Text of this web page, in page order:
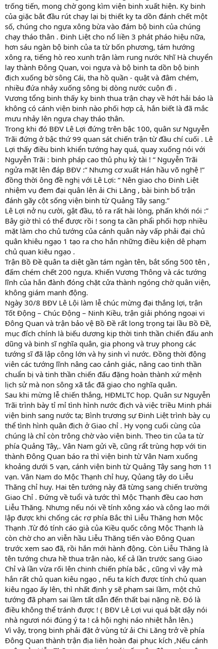
trống tiến, mong chờ gọng kìm viện binh xuất hiện. Kỵ binh
của giặc bắt đầu rút chạy lại bị thiết kỵ ta dồn đánh chết một
số, chúng cho ngựa xông bừa vào đám bộ binh của chúng
chạy tháo thân . Đinh Liệt cho nổ liền 3 phát pháo hiệu nữa,
hơn sáu ngàn bộ binh của ta từ bốn phương, tám hướng
xông ra, tiếng hò reo xunh trận làm rung nước Nhĩ Hà chuyển
lay thành Đông Quan, voi ngựa và bộ binh ta dồn bộ binh
địch xuống bờ sông Cái, tha hồ quần - quật và đâm chém,
nhiều đứa nhảy xuống sông bị dòng nước cuộn đi .
Vương tổng binh thấy kỵ binh thua trận chạy về hớt hải báo là
không có cánh viện binh nào phối hợp cả, hắn biết là đã mắc
mưu nhảy lên ngựa chạy tháo thân.
Trong khi đó BĐV Lê Lợi đứng trên bậc 100, quân sư Nguyễn
Trãi đứng ở bậc thứ 99 quan sát chiến trận từ đầu chí cuối . Lê
Lợi thấy điều binh khiển tướng hay quá, quay xuống nói với
Nguyễn Trãi : binh pháp cao thủ phụ kỳ tài ! “ Nguyễn Trãi
ngửa mặt lên đáp BĐV :” Nhưng cơ xuất Hán hầu võ nghệ !”
đồng thời ông đề nghị với Lê Lợi: “ Nên giao cho Đinh Liệt
nhiệm vụ đem đại quân lên ải Chi Lăng , bài binh bố trận
đánh gãy cột sống viện binh từ Quảng Tây sang.”
Lê Lợi nở nụ cười, gật đầu, tỏ ra rất hài lòng, phấn khới nói :”
Bây giờ thì có thể được rồi ! song ta cần phẩi phối hợp nhiều
mặt làm cho chủ tướng của cánh quân này vấp phải đại chủ
quân khiêu ngạo 1 tạo ra cho hắn những điều kiện dê phạm
chủ quan kiêu ngạo .
Trận Bồ Đề quân ta diệt gần tám ngàn tên, bắt sống 500 tên ,
đấm chém chết 200 ngựa. Khiến Vương Thông và các tướng
lĩnh của hắn đành đóng chặt cửa thành ngóng chờ quân viện,
không giám manh động.
Ngày 30/8 BĐV Lê Lội làm lễ chúc mừng đại thắng lợi, trận
Tốt Động – Chúc Động – Ninh Kiều, trận giải phóng ngoại vi
Đông Quan và trận bảo vệ Bồ Đề rất long trọng tại lầu Bồ Đề,
mục đích chính là biếu dương kịp thời tinh thần chiến đấu anh
dũng và binh sĩ nghĩa quân, gia phong và truy phong các
tướng sĩ đã lập công lớn và hy sinh vì nước. Đồng thời động
viên các tướng lĩnh nâng cao cảnh giác, nâng cao tinh thần
chuẩn bị và tinh thần chiến đấu đặng hoàn thành xứ mệnh
lịch sử mà non sông xã tắc đã giao cho nghĩa quân.
Sau khi mừng lễ chiến thắng, HĐMLTC họp. Quân sư Nguyễn
Trãi trình bày tỉ mỉ tình hình nước địch và việc triều Minh phái
viện binh sang nước ta; Bình trương sự Đinh Liệt trình bày cụ
thể tình hình quân địch ở Giao chỉ . Hy vọng cuối cùng của
chúng là chỉ còn trông chờ vào viện binh. Theo tin của ta từ
phía Quảng Tây,. Vân Nam gửi về, cũng rẩt trùng hợp với tin
thành Đông Quan báo ra thì viện binh từ Vân Nam xuống
khoảng dưới 5 vạn, cánh viện binh từ Quảng Tây sang hơn 11
vạn. Vân Nam do Mộc Thạnh chỉ huy, Qủang tây do Liễu
Thăng chỉ huy. Hai tên tướng này đã từng sang chiến trường
Giao Chỉ . Đứng về tuổi và tước thì Mộc Thạnh đều cao hơn
Liễu Thăng. Nhưng nếu nói về tính xông xáo và công lao mới
lập được khi chống các rợ phía Bắc thì Liễu Thăng hơn Mộc
Thạnh .Từ đó tính cáo già của Kiều quốc công Mộc Thạnh là
còn chờ cho an viễn hầu Liễu Thăng tiến vào Đông Quan
trước xem sao đã, rồi hắn mới hành động. Còn Liễu Thăng là
tên tướng chưa hề thua trận nào, kể cả lần trước sang Giao
Chỉ và lần vừa rối lên chinh chiến phía bắc , cũng vì vậy mà
hắn rất chủ quan kiêu ngạo , nếu ta kích được tính chủ quan
kiêu ngạo ấy lên, thì nhất định y sẽ phạm sai lầm, một chủ
tướng đã phạm sai lầm tất dẫn đến thất bại nặng nề. Đó là
điều không thể tránh được ! ( BĐV Lê Lợi vui quá bật dậy nói
nhà ngươi nói đúng ý ta ! cả hội nghị náo nhiệt hẳn lên.)
Vì vậy, trọng binh phải đặt ở vùng tứ ải Chi Lăng trở về phía
Đông Quan thành trận địa liên hoàn đại phục kích ,Nếu cánh